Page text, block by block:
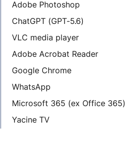
Adobe Photoshop
ChatGPT (GPT-5.6)
VLC media player
Adobe Acrobat Reader
Google Chrome
WhatsApp
Microsoft 365 (ex Office 365)
Yacine TV